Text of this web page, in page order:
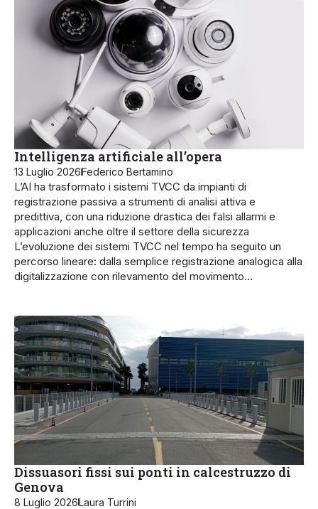
Intelligenza artificiale all’opera
13 Luglio 2026Federico Bertamino
L’AI ha trasformato i sistemi TVCC da impianti di
registrazione passiva a strumenti di analisi attiva e
predittiva, con una riduzione drastica dei falsi allarmi e
applicazioni anche oltre il settore della sicurezza
L’evoluzione dei sistemi TVCC nel tempo ha seguito un
percorso lineare: dalla semplice registrazione analogica alla
digitalizzazione con rilevamento del movimen­to…
Dissuasori fissi sui ponti in calcestruzzo di
Genova
8 Luglio 2026Laura Turrini